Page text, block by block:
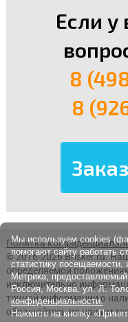
Если у
8
8
Политка
© 2016-2026 Brisker.ru.Наш
определяемой
исключительно
точной информации о
обращайтесь по нашим
Мы используем cookies
помогают сайту работать
статистику посещаемости,
Метрика,
Россия, Москва, ул. Л.
конфиденциальности.
Нажмите на кнопку